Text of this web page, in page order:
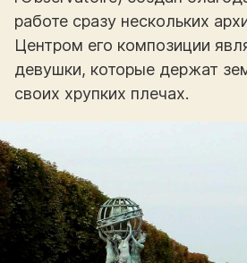
работе сразу нескольких
Центром его композиции
девушки, которые держат
своих хрупких плечах.